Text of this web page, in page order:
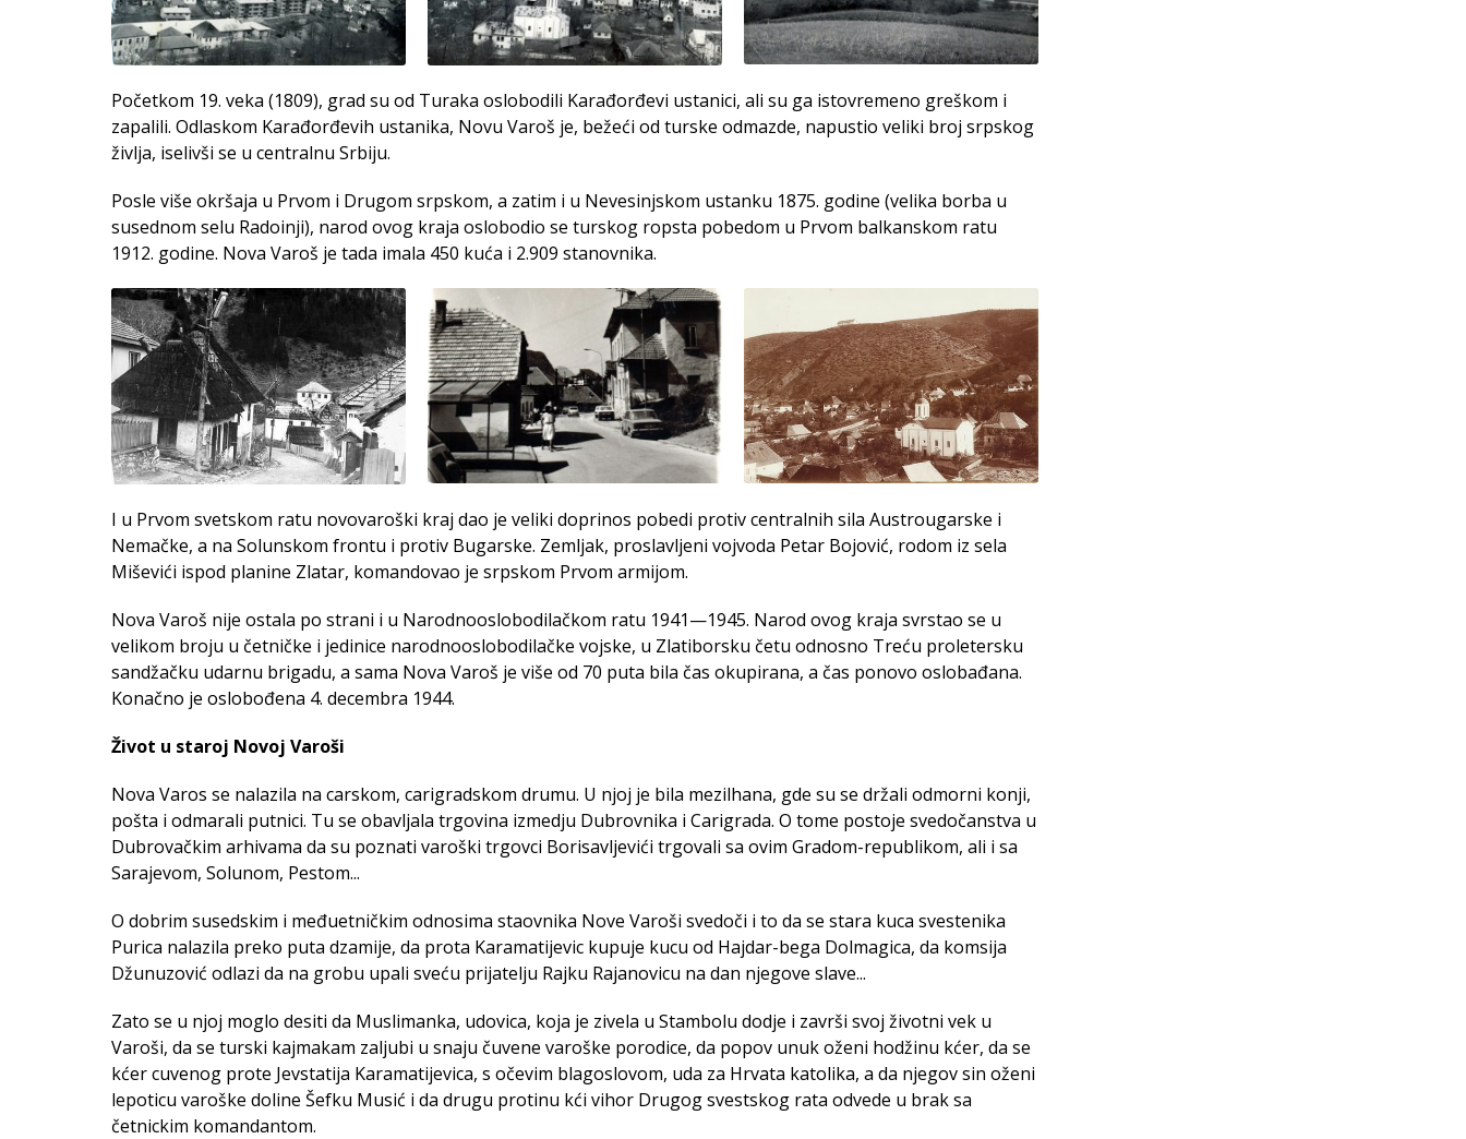
Početkom 19. veka (1809), grad su od Turaka oslobodili Karađorđevi ustanici, ali su ga istovremeno greškom i
zapalili. Odlaskom Karađorđevih ustanika, Novu Varoš je, bežeći od turske odmazde, napustio veliki broj srpskog
življa, iselivši se u centralnu Srbiju.
Posle više okršaja u Prvom i Drugom srpskom, a zatim i u Nevesinjskom ustanku 1875. godine (velika borba u
susednom selu Radoinji), narod ovog kraja oslobodio se turskog ropsta pobedom u Prvom balkanskom ratu
1912. godine. Nova Varoš je tada imala 450 kuća i 2.909 stanovnika.
I u Prvom svetskom ratu novovaroški kraj dao je veliki doprinos pobedi protiv centralnih sila Austrougarske i
Nemačke, a na Solunskom frontu i protiv Bugarske. Zemljak, proslavljeni vojvoda Petar Bojović, rodom iz sela
Miševići ispod planine Zlatar, komandovao je srpskom Prvom armijom.
Nova Varoš nije ostala po strani i u Narodnooslobodilačkom ratu 1941—1945. Narod ovog kraja svrstao se u
velikom broju u četničke i jedinice narodnooslobodilačke vojske, u Zlatiborsku četu odnosno Treću proletersku
sandžačku udarnu brigadu, a sama Nova Varoš je više od 70 puta bila čas okupirana, a čas ponovo oslobađana.
Konačno je oslobođena 4. decembra 1944.
Život u staroj Novoj Varoši
Nova Varos se nalazila na carskom, carigradskom drumu. U njoj je bila mezilhana, gde su se držali odmorni konji,
pošta i odmarali putnici. Tu se obavljala trgovina izmedju Dubrovnika i Carigrada. O tome postoje svedočanstva u
Dubrovačkim arhivama da su poznati varoški trgovci Borisavljevići trgovali sa ovim Gradom-republikom, ali i sa
Sarajevom, Solunom, Pestom...
O dobrim susedskim i međuetničkim odnosima staovnika Nove Varoši svedoči i to da se stara kuca svestenika
Purica nalazila preko puta dzamije, da prota Karamatijevic kupuje kucu od Hajdar-bega Dolmagica, da komsija
Džunuzović odlazi da na grobu upali sveću prijatelju Rajku Rajanovicu na dan njegove slave...
Zato se u njoj moglo desiti da Muslimanka, udovica, koja je zivela u Stambolu dodje i završi svoj životni vek u
Varoši, da se turski kajmakam zaljubi u snaju čuvene varoške porodice, da popov unuk oženi hodžinu kćer, da se
kćer cuvenog prote Jevstatija Karamatijevica, s očevim blagoslovom, uda za Hrvata katolika, a da njegov sin oženi
lepoticu varoške doline Šefku Musić i da drugu protinu kći vihor Drugog svestskog rata odvede u brak sa
četnickim komandantom.